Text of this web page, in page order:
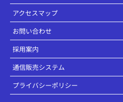
アクセスマップ
お問い合わせ
採用案内
通信販売システム
プライバシーポリシー